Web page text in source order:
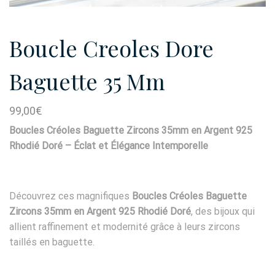
Boucle Creoles Dore
Baguette 35 Mm
99,00€
Boucles Créoles Baguette Zircons 35mm en Argent 925
Rhodié Doré – Éclat et Élégance Intemporelle
Découvrez ces magnifiques Boucles Créoles Baguette
Zircons 35mm en Argent 925 Rhodié Doré, des bijoux qui
allient raffinement et modernité grâce à leurs zircons
taillés en baguette.